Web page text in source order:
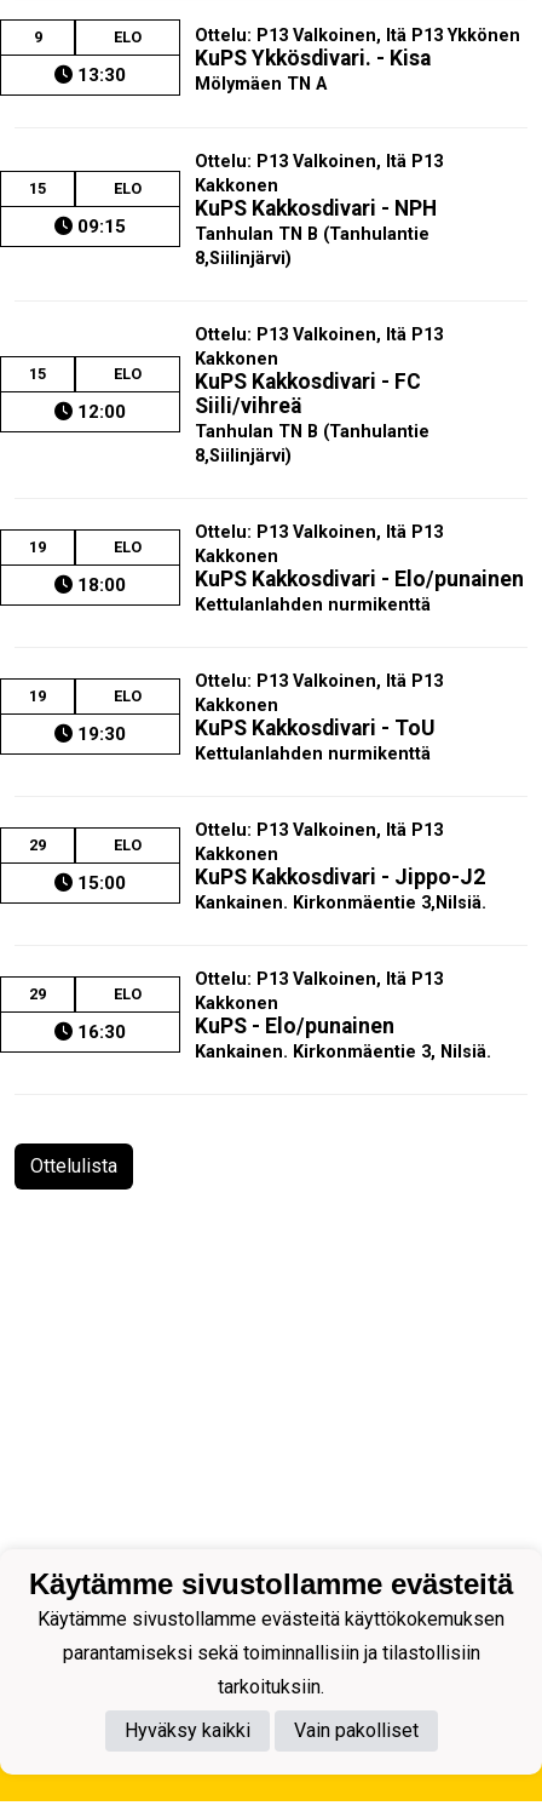
9 ELO
13:30
Ottelu: P13 Valkoinen, Itä P13 Ykkönen
KuPS Ykkösdivari. - Kisa
Mölymäen TN A
15 ELO
09:15
Ottelu: P13 Valkoinen, Itä P13
Kakkonen
KuPS Kakkosdivari - NPH
Tanhulan TN B (Tanhulantie
8,Siilinjärvi)
15 ELO
12:00
Ottelu: P13 Valkoinen, Itä P13
Kakkonen
KuPS Kakkosdivari - FC
Siili/vihreä
Tanhulan TN B (Tanhulantie
8,Siilinjärvi)
19 ELO
18:00
Ottelu: P13 Valkoinen, Itä P13
Kakkonen
KuPS Kakkosdivari - Elo/punainen
Kettulanlahden nurmikenttä
19 ELO
19:30
Ottelu: P13 Valkoinen, Itä P13
Kakkonen
KuPS Kakkosdivari - ToU
Kettulanlahden nurmikenttä
29 ELO
15:00
Ottelu: P13 Valkoinen, Itä P13
Kakkonen
KuPS Kakkosdivari - Jippo-J2
Kankainen. Kirkonmäentie 3,Nilsiä.
29 ELO
16:30
Ottelu: P13 Valkoinen, Itä P13
Kakkonen
KuPS - Elo/punainen
Kankainen. Kirkonmäentie 3, Nilsiä.
Ottelulista
Tietosuojaseloste
Käytämme sivustollamme evästeitä
Käytämme sivustollamme evästeitä käyttökokemuksen
parantamiseksi sekä toiminnallisiin ja tilastollisiin
tarkoituksiin.
Hyväksy kaikki
Vain pakolliset